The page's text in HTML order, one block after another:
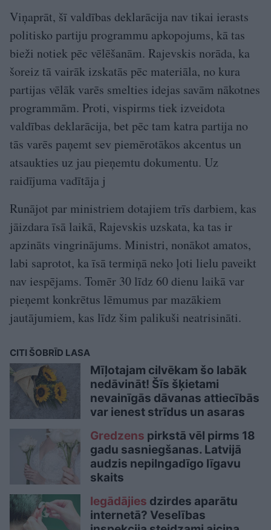
Viņaprāt, šī valdības deklarācija nav tikai ierasts
politisko partiju programmu apkopojums, kā tas
bieži notiek pēc vēlēšanām. Rajevskis norāda, ka
šoreiz tā vairāk izskatās pēc materiāla, no kura
partijas vēlāk varēs smelties idejas savām nākotnes
programmām. Proti, vispirms tiek izveidota
valdības deklarācija, bet pēc tam katra partija no
tās varēs paņemt sev piemērotākos akcentus un
atsaukties uz jau pieņemtu dokumentu. Uz
raidījuma vadītāja j
Runājot par ministriem dotajiem trīs darbiem, kas
jāizdara īsā laikā, Rajevskis uzskata, ka tas ir
apzināts vingrinājums. Ministri, nonākot amatos,
labi saprotot, ka īsā termiņā neko ļoti lielu paveikt
nav iespējams. Tomēr 30 līdz 60 dienu laikā var
pieņemt konkrētus lēmumus par mazākiem
jautājumiem, kas līdz šim palikuši neatrisināti.
CITI ŠOBRĪD LASA
Mīļotajam cilvēkam šo labāk
nedāvināt! Šīs šķietami
nevainīgās dāvanas attiecībās
var ienest strīdus un asaras
Gredzens pirkstā vēl pirms 18
gadu sasniegšanas. Latvijā
audzis nepilngadīgo līgavu
skaits
Iegādājies dzirdes aparātu
internetā? Veselības